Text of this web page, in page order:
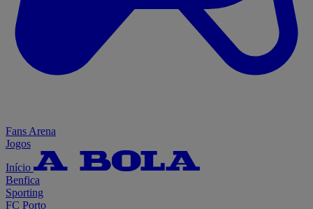
Fans Arena
Jogos
Início
Benfica
Sporting
FC Porto